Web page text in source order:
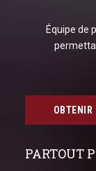
Équipe de
OBTENIR
PARTOUT